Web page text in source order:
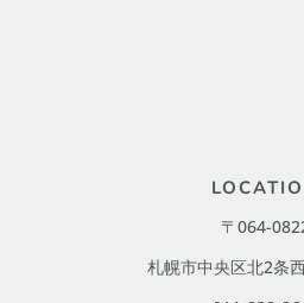
〒064-
札幌市中央区北2条